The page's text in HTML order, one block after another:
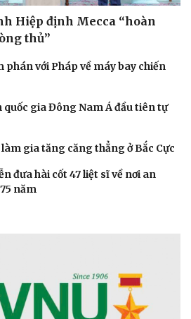
Đời sống
Tình yêu - Gia đình
Hiệp định Mecca “hoàn
thủ”
phán với Pháp về máy bay chiến
gia Đông Nam Á đầu tiên tự
làm gia tăng căng thẳng ở Bắc Cực
đưa hài cốt 47 liệt sĩ về nơi an
năm